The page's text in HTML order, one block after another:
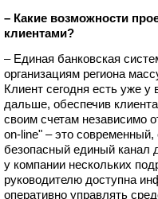
– Какие возможности
клиентами?
– Единая банковская
организациям региона
Клиент сегодня есть уже
дальше, обеспечив
своим счетам независимо
on-line" – это
безопасный единый канал
у компании нескольких
руководителю доступна
оперативно управлять